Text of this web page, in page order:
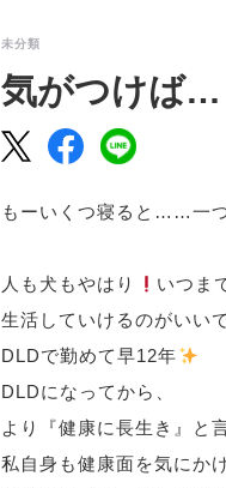
未分類
気がつけば…
もーいくつ寝ると ……一
人も犬もやはり
いつま
生活していけるのがいい
DLDで勤めて早12年
DLDになってから、
より『健康に長生き』と
私自身も健康面を気にか